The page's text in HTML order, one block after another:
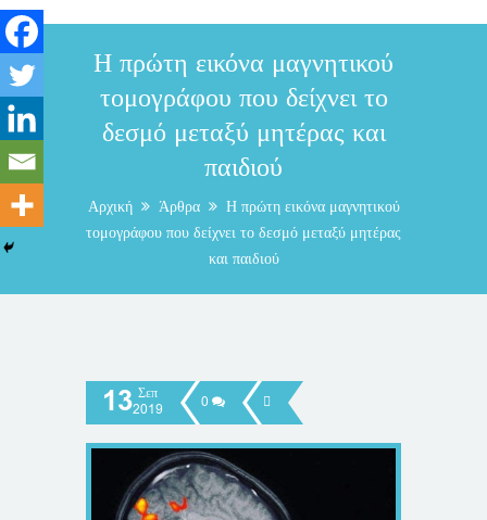
Η πρώτη εικόνα μαγνητικού
τομογράφου που δείχνει το
δεσμό μεταξύ μητέρας και
παιδιού
Αρχική Άρθρα
Η πρώτη εικόνα μαγνητικού
τομογράφου που δείχνει το δεσμό μεταξύ μητέρας
και παιδιού
13 Σεπ
2019
0